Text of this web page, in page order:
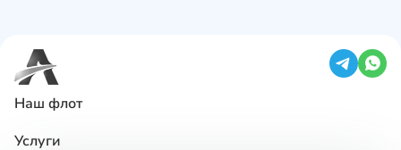
Наш флот
Услуги